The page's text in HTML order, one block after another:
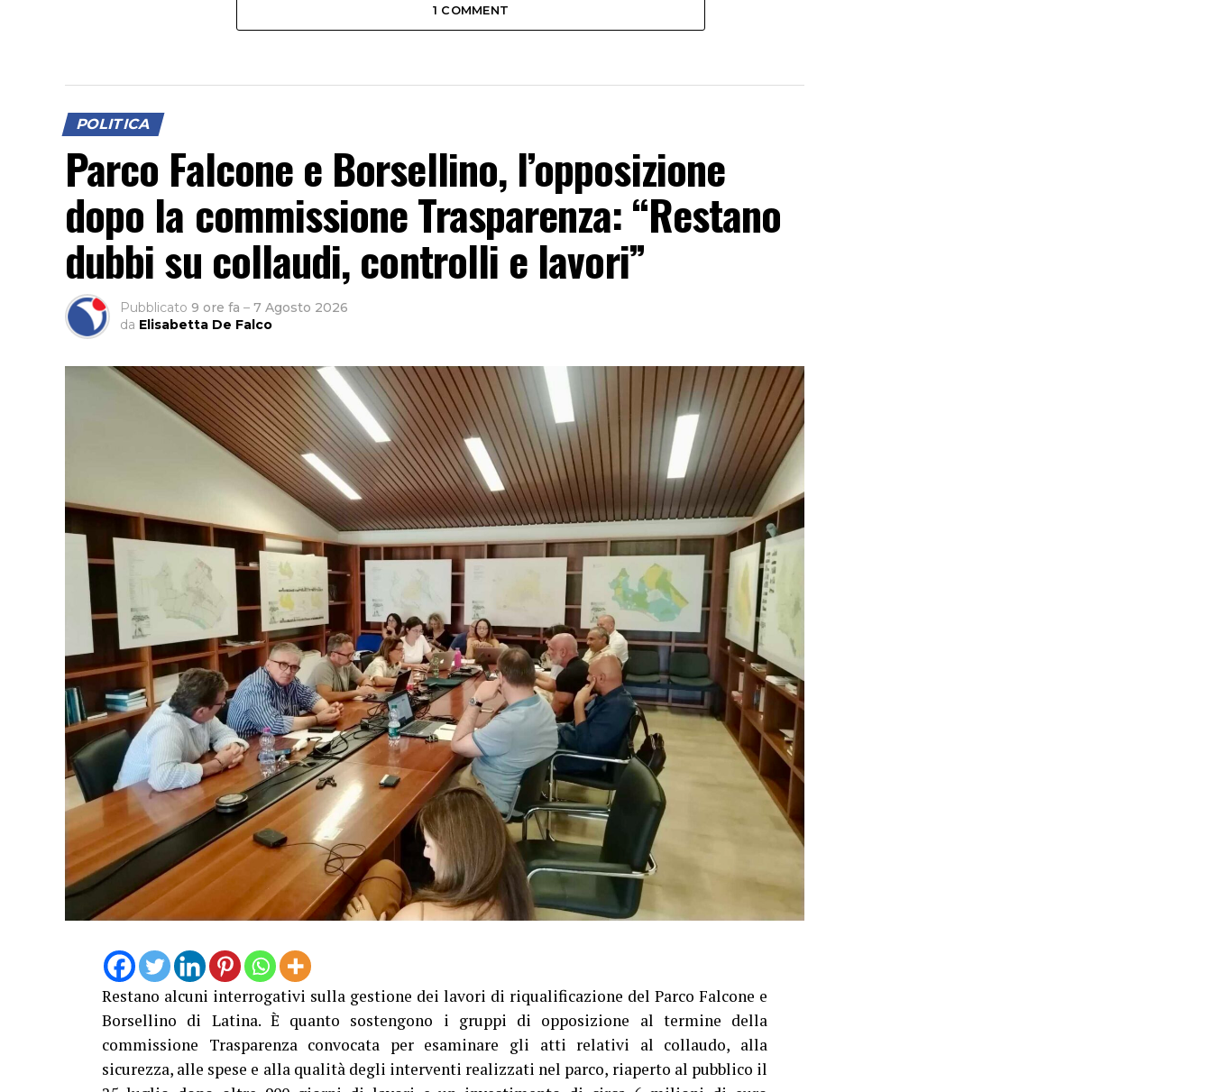
1 COMMENT
POLITICA
Parco Falcone e Borsellino, l’opposizione
dopo la commissione Trasparenza: “Restano
dubbi su collaudi, controlli e lavori”
Pubblicato 9 ore fa – 7 Agosto 2026
da Elisabetta De Falco
Restano alcuni interrogativi sulla gestione dei lavori di riqualificazione del Parco Falcone e
Borsellino di Latina. È quanto sostengono i gruppi di opposizione al termine della
commissione Trasparenza convocata per esaminare gli atti relativi al collaudo, alla
sicurezza, alle spese e alla qualità degli interventi realizzati nel parco, riaperto al pubblico il